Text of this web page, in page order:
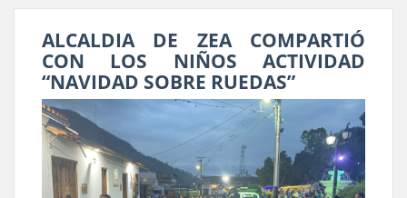
ALCALDIA DE ZEA COMPARTIÓ
CON LOS NIÑOS ACTIVIDAD
“NAVIDAD SOBRE RUEDAS”